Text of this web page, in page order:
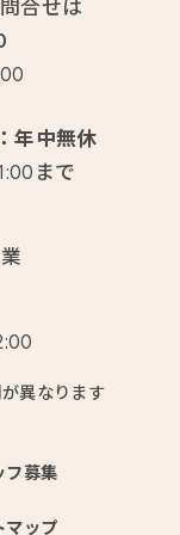
合せは
年中無休
まで
異なります
フ募集
マップ